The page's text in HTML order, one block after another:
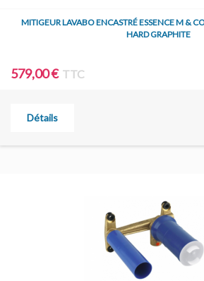
MITIGEUR LAVABO ENCASTRÉ ESSENCE M &
HARD GRAPHITE
579,00 € TTC
Détails